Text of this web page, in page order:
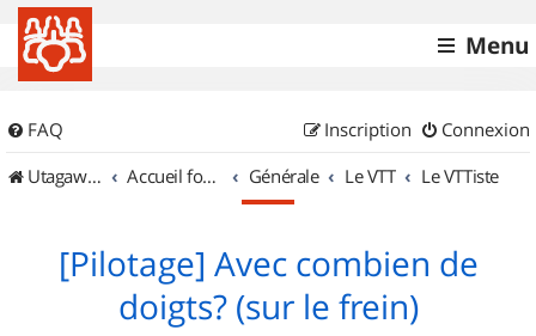
Menu
FAQ Connexion
Inscription
UtagawaVTT (Randos VTT et VTTAE avec traces GPS)
Accueil forum Générale Le VTT Le VTTiste
[Pilotage] Avec combien de
doigts? (sur le frein)